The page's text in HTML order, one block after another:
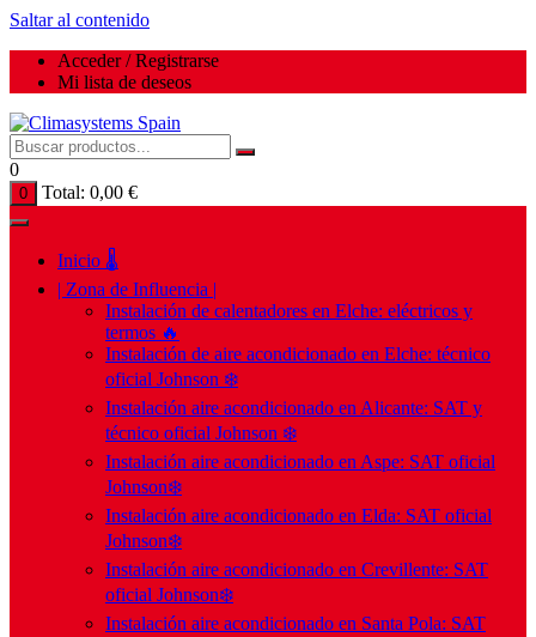
Saltar al contenido
Acceder / Registrarse
Mi lista de deseos
0
0 Total: 0,00 €
Inicio 🌡️
| Zona de Influencia |
Instalación de calentadores en Elche: eléctricos y
termos 🔥
Instalación de aire acondicionado en Elche: técnico
oficial Johnson ❄️
Instalación aire acondicionado en Alicante: SAT y
técnico oficial Johnson ❄️
Instalación aire acondicionado en Aspe: SAT oficial
Johnson❄️
Instalación aire acondicionado en Elda: SAT oficial
Johnson❄️
Instalación aire acondicionado en Crevillente: SAT
oficial Johnson❄️
Instalación aire acondicionado en Santa Pola: SAT